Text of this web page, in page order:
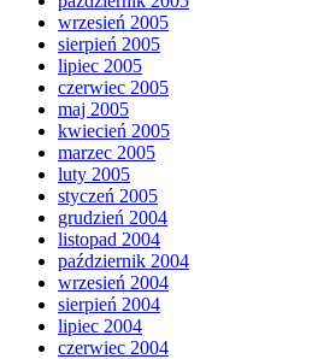
wrzesień 2005
sierpień 2005
lipiec 2005
czerwiec 2005
maj 2005
kwiecień 2005
marzec 2005
luty 2005
styczeń 2005
grudzień 2004
listopad 2004
październik 2004
wrzesień 2004
sierpień 2004
lipiec 2004
czerwiec 2004